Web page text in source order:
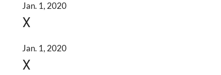
Jan. 1, 2020
X
Jan. 1, 2020
X